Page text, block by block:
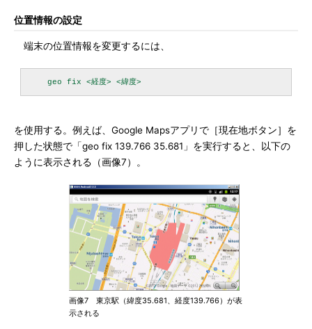
位置情報の設定
端末の位置情報を変更するには、
を使用する。例えば、Google Mapsアプリで［現在地ボタン］を
押した状態で「geo fix 139.766 35.681」を実行すると、以下の
ように表示される（画像7）。
画像7 東京駅（緯度35.681、経度139.766）が表
示される